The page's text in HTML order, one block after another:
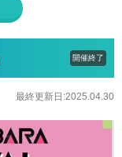
開催終了
最終更新日:2025.04.30